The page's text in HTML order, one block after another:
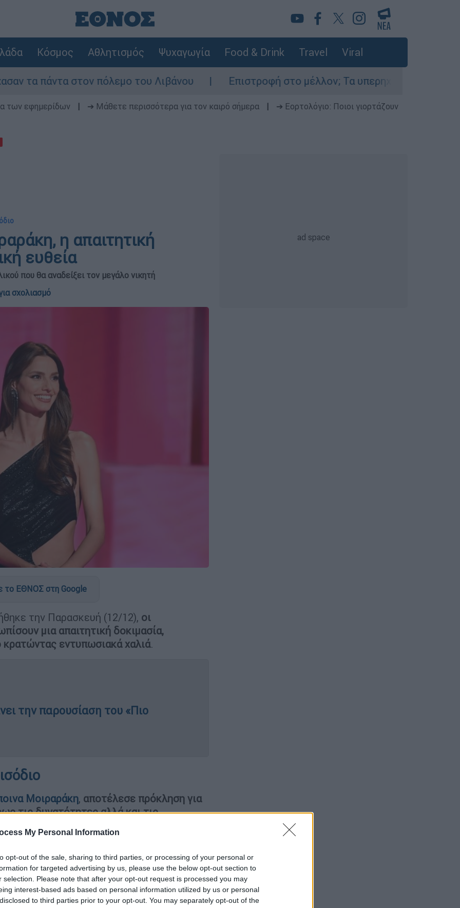
My Personal Information
opt-out of the sale, sharing to third parties, or processing of your personal or
for targeted advertising by us, please use the below opt-out section to
selection. Please note that after your opt-out request is processed you may
interest-based ads based on personal information utilized by us or personal
to third parties prior to your opt-out. You may separately opt-out of the
Κόσμος Αθλητισμός Ψυχαγωγία Food & Drink Travel Viral
στον πόλεμο του Λιβάνου Επιστροφή στο μέλλον; Τα υπερηχητικά αεροπλάνα
των εφημερίδων ➔ Μάθετε περισσότερα για τον καιρό σήμερα
➔ Εορτολόγιο: Ποιοι γιορτάζουν
η απαιτητική
ευθεία
που θα αναδείξει τον μεγάλο νικητή
σχολιασμό
το ΕΘΝΟΣ στη Google
την Παρασκευή (12/12), οι
μια απαιτητική δοκιμασία,
εντυπωσιακά χαλιά.
την παρουσίαση του «Πιο
Μοιραράκη, αποτέλεσε πρόκληση για
τις δυνατότητες αλλά και τις